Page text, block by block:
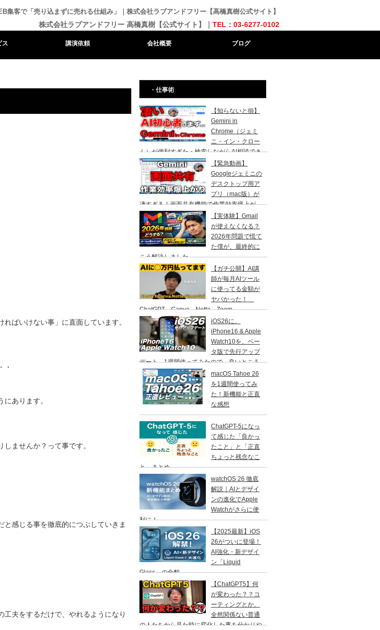
集客で「売り込まずに売れる仕組み」｜株式会社ラブアンドフリー【高橋真樹公式サイト】
株式会社ラブアンドフリー 高橋真樹【公式サイト】｜ TEL：03-6277-0102
ス 講演依頼 会社概要 ブログ
ばいけない事」に直面しています。
・
あります。
ませんか？って事です。
感じる事を徹底的につぶしていきま
夫をするだけで、やれるようになり
・仕事術
【知らないと損】
Gemini in
Chrome（ジェミ
ニ・イン・クロー
ム）が便利すぎた・検索しながらAI相談でき
る時代になりました。AI初心者の社長向け
【緊急動画】
Googleジェミニの
デスクトップ用ア
プリ（mac版）が
凄すぎる！画面共有機能で作業効率爆上が
り！
【実体験】Gmail
が使えなくなる？
2026年問題で慌て
た僕が、最終的に
こう解決しました
【ガチ公開】AI講
師が毎月AIツール
に使ってる金額が
ヤバかった！
ChatGPT、Canva、Notta、Zoom、
FIMORA…などなど
iOS26に、
iPhone16 & Apple
Watch10を、ベー
タ版で先行アップ
デート。1週間使ってみたので、良いところ
悪いところ、その感想をお伝えします。
macOS Tahoe 26
を1週間使ってみ
た！新機能と正直
な感想
ChatGPT-5になっ
て感じた「良かっ
たこと」と「正直
ちょっと残念なこ
と」まとめ
watchOS 26 徹底
解説｜AIとデザイ
ンの進化でApple
Watchがさらに便
利に！
【2025最新】iOS
26がついに登場！
AI強化・新デザイ
ン「Liquid
Glass」の全貌
【ChatGPT5】何
が変わった？？コ
ーティングとか、
全然関係ない普通
の人たちから見た時に変化した事を分かりや